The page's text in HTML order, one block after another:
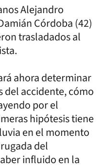
Alejandro
Córdoba (42)
trasladados al
ahora determinar
del accidente, cómo
por el
hipótesis tiene
en el momento
del
influido en la